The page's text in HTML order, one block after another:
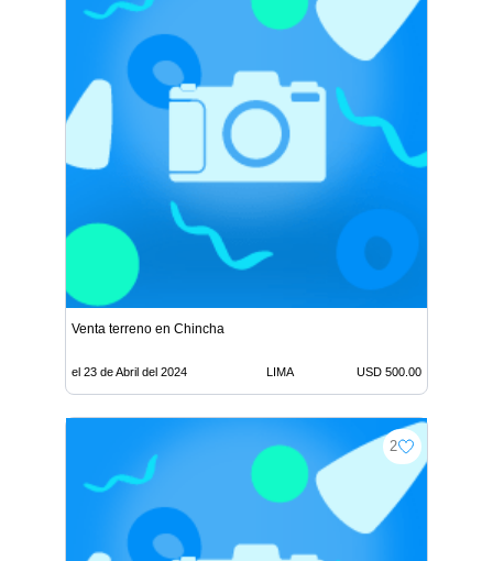
Venta terreno en Chincha
el 23 de Abril del 2024 LIMA USD 500.00
2